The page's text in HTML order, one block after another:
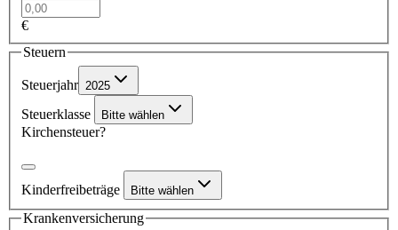
€
Steuern
Steuerjahr 2025
Steuerklasse Bitte wählen
Kirchensteuer?
Kinderfreibeträge Bitte wählen
Krankenversicherung